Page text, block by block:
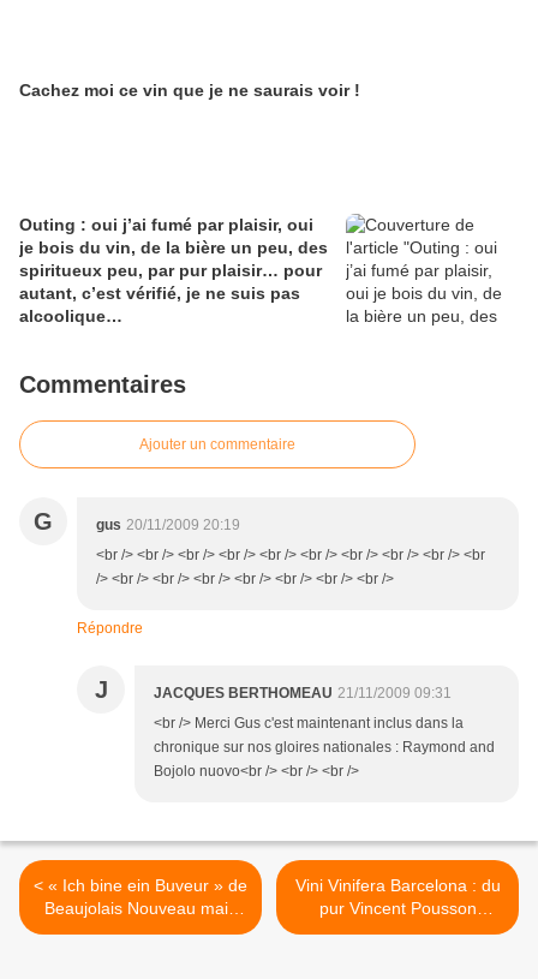
Cachez moi ce vin que je ne saurais voir !
Outing : oui j’ai fumé par plaisir, oui
je bois du vin, de la bière un peu, des
spiritueux peu, par pur plaisir… pour
autant, c’est vérifié, je ne suis pas
alcoolique…
Commentaires
Ajouter un commentaire
G gus 20/11/2009 20:19
<br /> <br /> <br /> <br /> <br /> <br /> <br /> <br /> <br /> <br
/> <br /> <br /> <br /> <br /> <br /> <br /> <br />
Répondre
J JACQUES BERTHOMEAU 21/11/2009 09:31
<br /> Merci Gus c'est maintenant inclus dans la
chronique sur nos gloires nationales : Raymond and
Bojolo nuovo<br /> <br /> <br />
< « Ich bine ein Buveur » de
Beaujolais Nouveau mais
pas trop...du Desproges ou
Vini Vinifera Barcelona : du
pur Vincent Pousson
«découvreur de trésor» >